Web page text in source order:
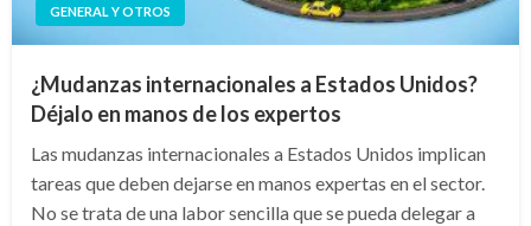
GENERAL Y OTROS
¿Mudanzas internacionales a Estados Unidos?
Déjalo en manos de los expertos
Las mudanzas internacionales a Estados Unidos implican
tareas que deben dejarse en manos expertas en el sector.
No se trata de una labor sencilla que se pueda delegar a